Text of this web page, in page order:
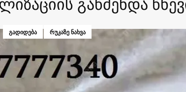
ᲒᲐᲓᲘᲓᲔᲑᲐ ᲠᲣᲙᲐᲖᲔ ᲜᲐᲮᲕᲐ